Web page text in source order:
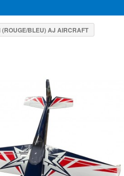
BLEU) AJ AIRCRAFT